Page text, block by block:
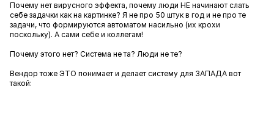
Почему нет вирусного эффекта, почему люди НЕ начинают слать
себе задачки как на картинке? Я не про 50 штук в год и не про те
задачи, что формируются автоматом насильно (их крохи
поскольку). А сами себе и коллегам!
Почему этого нет? Система не та? Люди не те?
Вендор тоже ЭТО понимает и делает систему для ЗАПАДА вот
такой: